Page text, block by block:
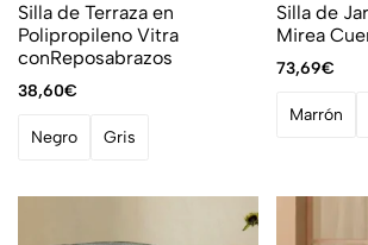
Silla de Terraza en
Polipropileno Vitra
conReposabrazos
38,60€
Negro Gris
Silla de
Mirea
73,69€
Marrón